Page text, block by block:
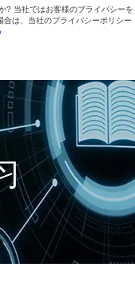
? 当社ではお客様のプライバシーを
は、当社のプライバシーポリシー